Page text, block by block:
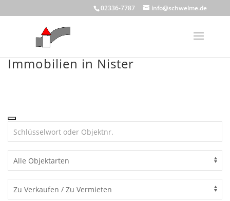
to
02336-7787 info@schwelme.de
Immobilien in Nister